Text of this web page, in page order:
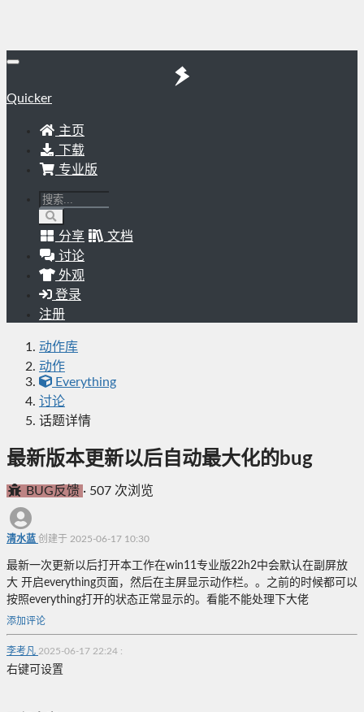
Quicker
主页
下载
专业版
分享
文档
讨论
外观
登录
注册
动作库
动作
Everything
讨论
话题详情
最新版本更新以后自动最大化的bug
BUG反馈 · 507 次浏览
清水蓝 创建于 2025-06-17 10:30
最新一次更新以后打开本工作在win11专业版22h2中会默认在副屏放
大 开启everything页面，然后在主屏显示动作栏。。之前的时候都可以
按照everything打开的状态正常显示的。看能不能处理下大佬
添加评论
李考凡 2025-06-17 22:24 :
右键可设置